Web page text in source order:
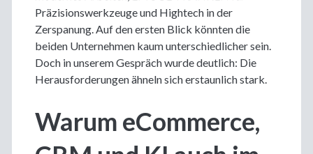
Präzisionswerkzeuge und Hightech in der
Zerspanung. Auf den ersten Blick könnten die
beiden Unternehmen kaum unterschiedlicher sein.
Doch in unserem Gespräch wurde deutlich: Die
Herausforderungen ähneln sich erstaunlich stark.
Warum eCommerce,